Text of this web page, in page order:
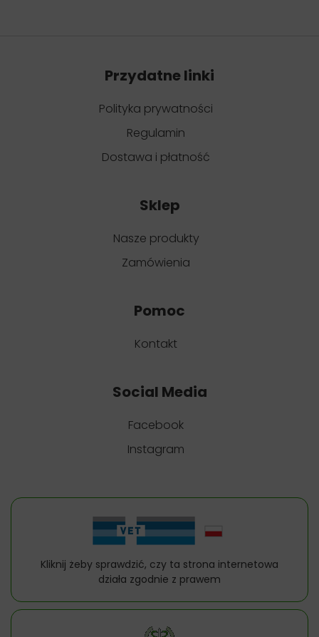
Przydatne linki
Polityka prywatności
Regulamin
Dostawa i płatność
Sklep
Nasze produkty
Zamówienia
Pomoc
Kontakt
Social Media
Facebook
Instagram
Kliknij żeby sprawdzić, czy ta strona internetowa
działa zgodnie z prawem